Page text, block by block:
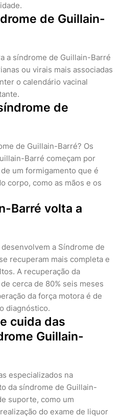
de Guillain-
a síndrome de Guillain-Barré
ou virais mais associadas
o calendário vacinal
de
de Guillain-Barré? Os
Barré começam por
um formigamento que é
corpo, como as mãos e os
Barré volta a
a Síndrome de
recuperam mais completa e
A recuperação da
cerca de 80% seis meses
da força motora é de
diagnóstico.
cuida das
Guillain-
especializados na
da síndrome de Guillain-
suporte, como um
do exame de liquor